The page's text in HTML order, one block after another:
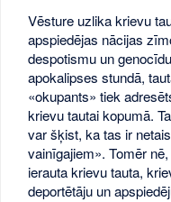
Vēsture uzlika krievu
apspiedējas nācijas
despotismu un
apokalipses stundā,
«okupants» tiek
krievu tautai kopumā.
var šķist, ka tas ir
vainīgajiem». Tomēr
ierauta krievu tauta,
deportētāju un